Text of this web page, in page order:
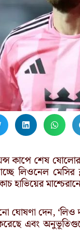
কাপে শেষ
লিওনেল
হাভিয়ের
ঘোষণা দেন,
এবং